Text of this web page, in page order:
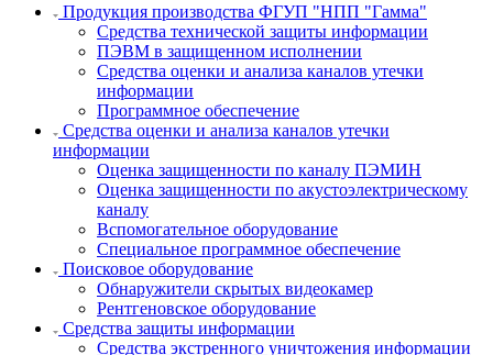
Продукция производства ФГУП "НПП "Гамма"
Средства технической защиты информации
ПЭВМ в защищенном исполнении
Средства оценки и анализа каналов утечки
информации
Программное обеспечение
Средства оценки и анализа каналов утечки
информации
Оценка защищенности по каналу ПЭМИН
Оценка защищенности по акустоэлектрическому
каналу
Вспомогательное оборудование
Специальное программное обеспечение
Поисковое оборудование
Обнаружители скрытых видеокамер
Рентгеновское оборудование
Средства защиты информации
Средства экстренного уничтожения информации